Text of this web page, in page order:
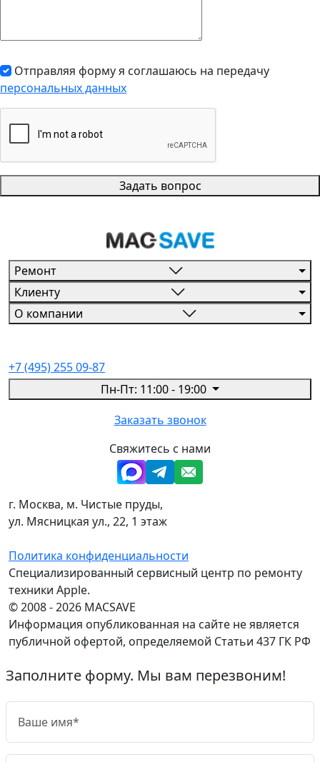
Отправляя форму я соглашаюсь на передачу
персональных данных
Задать вопрос
Ремонт
Клиенту
О компании
+7 (495) 255 09-87
Пн-Пт: 11:00 - 19:00
Заказать звонок
Свяжитесь с нами
г. Москва, м. Чистые пруды,
ул. Мясницкая ул., 22, 1 этаж
Политика конфиденциальности
Специализированный сервисный центр по ремонту
техники Apple.
© 2008 - 2026 MACSAVE
Информация опубликованная на сайте не является
публичной офертой, определяемой Статьи 437 ГК РФ
Заполните форму. Мы вам перезвоним!